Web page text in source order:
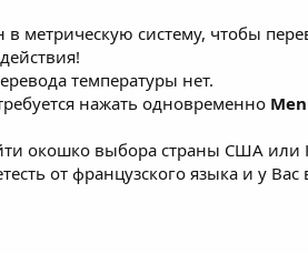
метрическую систему, чтобы
температуры нет.
нажать одновременно
окошко выбора страны США или
от французского языка и у Вас